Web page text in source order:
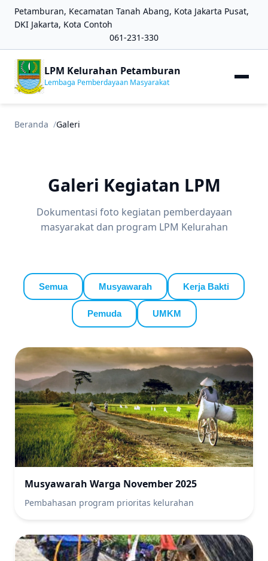
Petamburan, Kecamatan Tanah Abang, Kota Jakarta Pusat,
DKI Jakarta, Kota Contoh
061-231-330
LPM Kelurahan Petamburan
Lembaga Pemberdayaan Masyarakat
Beranda Galeri
Galeri Kegiatan LPM
Dokumentasi foto kegiatan pemberdayaan
masyarakat dan program LPM Kelurahan
Semua Musyawarah Kerja Bakti
Pemuda UMKM
Musyawarah Warga November 2025
Pembahasan program prioritas kelurahan